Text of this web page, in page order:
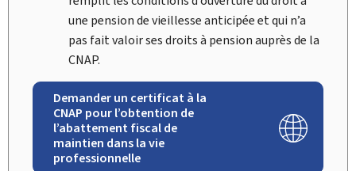
une pension de vieillesse anticipée et qui n’a
pas fait valoir ses droits à pension auprès de la
CNAP.
Demander un certificat à la
CNAP pour l’obtention de
l’abattement fiscal de
maintien dans la vie
professionnelle